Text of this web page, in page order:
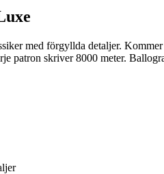
med förgyllda detaljer.
patron skriver 8000 meter.